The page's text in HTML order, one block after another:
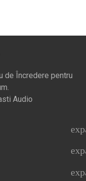
de Încredere pentru
Audio